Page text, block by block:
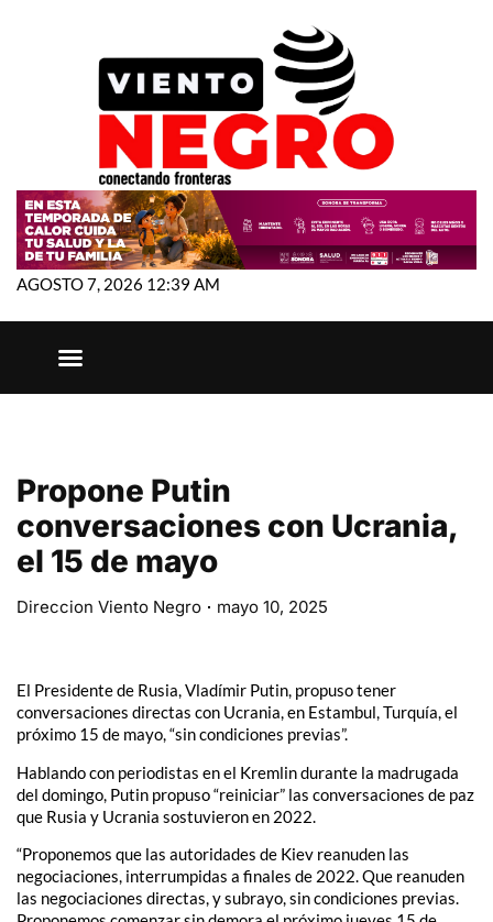
AGOSTO 7, 2026 12:39 AM
Propone Putin
conversaciones con Ucrania,
el 15 de mayo
Direccion Viento Negro mayo 10, 2025
El Presidente de Rusia, Vladímir Putin, propuso tener
conversaciones directas con Ucrania, en Estambul, Turquía, el
próximo 15 de mayo, “sin condiciones previas”.
Hablando con periodistas en el Kremlin durante la madrugada
del domingo, Putin propuso “reiniciar” las conversaciones de paz
que Rusia y Ucrania sostuvieron en 2022.
“Proponemos que las autoridades de Kiev reanuden las
negociaciones, interrumpidas a finales de 2022. Que reanuden
las negociaciones directas, y subrayo, sin condiciones previas.